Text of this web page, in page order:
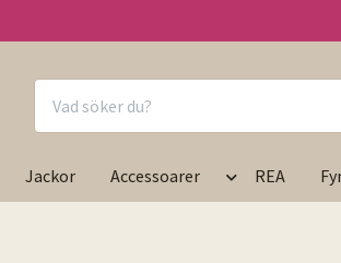
Jackor Accessoarer REA